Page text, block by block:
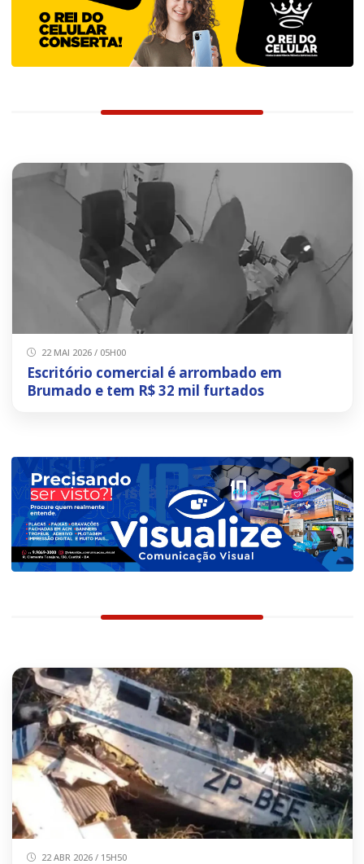
22 MAI 2026 / 05H00
Escritório comercial é arrombado em
Brumado e tem R$ 32 mil furtados
22 ABR 2026 / 15H50